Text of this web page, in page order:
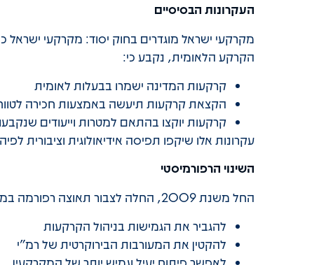
העקרונות הבסיסיים
מקרקעי ישראל מוגדרים בחוק יסוד: מקרקעי ישראל
הקרקע הלאומית, נקבע כי:
קרקעות המדינה ישמרו בבעלות לאומית
הקצאת קרקעות תיעשה באמצעות חכירה
קרקעות יוקצו בהתאם למטרות וייעודים שנקבעו
עקרונות אלו שיקפו תפיסה אידיאולוגית וציבורית
השינוי הרפורמיסטי
החל משנת 2009, החלה לצבור תאוצה רפורמה במדיניות המקרקעין, שמטרתה:
להגביר את הגמישות בניהול הקרקעות
להקטין את המעורבות הבירוקרטית של רמ"י